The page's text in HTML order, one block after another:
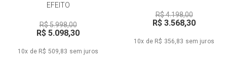
EFEITO
R$ 5.998,00
R$ 5.098,30
10x de R$ 509,83 sem juros
R$ 4.198,00
R$ 3.568,30
10x de R$ 356,83 sem juros